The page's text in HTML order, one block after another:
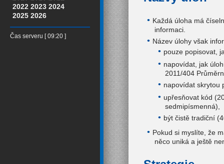
2022 2023 2024
2025 2026
Čas serveru [ 09:20 ]
Každá úloha má
informaci.
Název úlohy však
pouze popisovat,
napovídat, jak
2011/404
napovídat skrytou
upřesňovat kód
sedmipísmenná),
být čistě tradiční
Pokud si myslíte, že
něco uniká a ještě